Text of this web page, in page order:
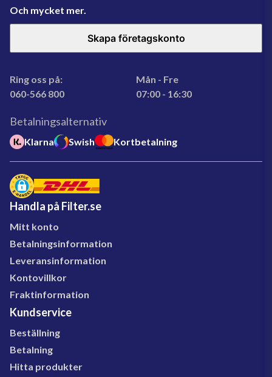
Och mycket mer.
Skapa företagskonto
Ring oss på:
060-566 800
Mån - Fre
07:00 - 16:30
Betalningsalternativ
Klarna Swish Kortbetalning
Handla på Filter.se
Mitt konto
Betalningsinformation
Leveransinformation
Kontovillkor
Fraktinformation
Kundservice
Beställning
Betalning
Hitta produkter